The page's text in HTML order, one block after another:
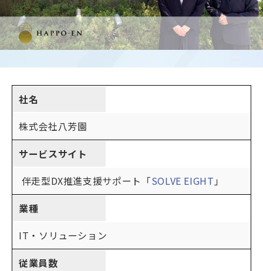
社名
株式会社八芳園
サービスサイト
伴走型DX推進支援サポート「SOLVE EIGHT 」
業種
IT・ソリューション
従業員数